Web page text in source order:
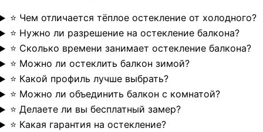
⭐ Чем отличается тёплое остекление от холодного?
⭐ Нужно ли разрешение на остекление балкона?
⭐ Сколько времени занимает остекление балкона?
⭐ Можно ли остеклить балкон зимой?
⭐ Какой профиль лучше выбрать?
⭐ Можно ли объединить балкон с комнатой?
⭐ Делаете ли вы бесплатный замер?
⭐ Какая гарантия на остекление?